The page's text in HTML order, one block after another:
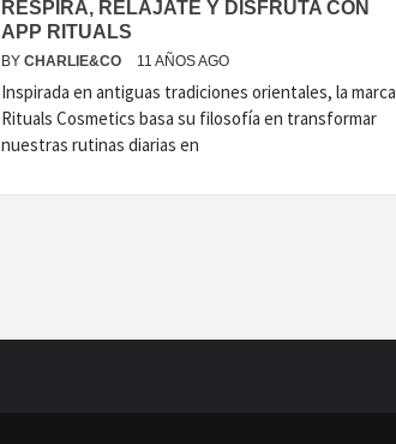
RESPIRA, RELÁJATE Y DISFRUTA CON
APP RITUALS
BY CHARLIE&CO 11 AÑOS AGO
Inspirada en antiguas tradiciones orientales, la marca
Rituals Cosmetics basa su filosofía en transformar
nuestras rutinas diarias en